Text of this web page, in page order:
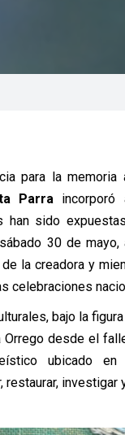
para la
Parra
han sido
30 de
la creadora y
celebraciones
bajo la
Orrego desde el
ubicado en
restaurar,